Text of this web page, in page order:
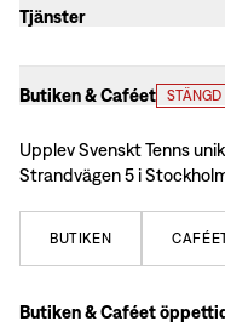
Tjänster
Butiken & Caféet STÄNGD
Upplev Svenskt Tenns
Strandvägen 5 i
BUTIKEN
Butiken & Caféet